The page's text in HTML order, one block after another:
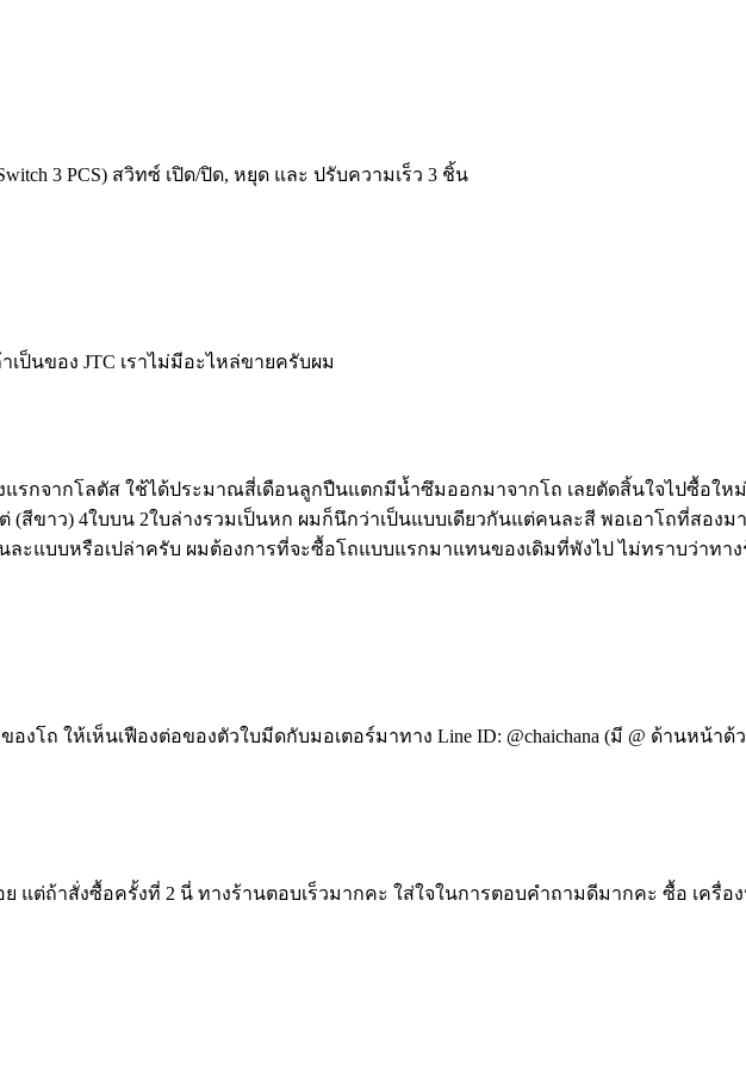
Switch 3 PCS) สวิทซ์ เปิด/ปิด, หยุด และ ปรับความเร็ว 3 ชิ้น
เป็นของ JTC เราไม่มีอะไหล่ขายครับผม
แรกจากโลตัส ใช้ได้ประมาณสี่เดือนลูกปืนแตกมีน้ำซึมออกมาจากโถ เลยตัดสิ้นใจไปซื้อให
(สีขาว) 4ใบบน 2ใบล่างรวมเป็นหก ผมก็นึกว่าเป็นแบบเดียวกันแต่คนละสี พอเอาโถที่สองม
ละแบบหรือเปล่าครับ ผมต้องการที่จะซื้อโถแบบแรกมาแทนของเดิมที่พังไป ไม่ทราบว่าทา
โถ ให้เห็นเฟืองต่อของตัวใบมีดกับมอเตอร์มาทาง Line ID: @chaichana (มี @ ด้านหน้าด้
ต่ถ้าสั่งซื้อครั้งที่ 2 นี่ ทางร้านตอบเร็วมากคะ ใส่ใจในการตอบคำถามดีมากคะ ซื้อ เครื่อง